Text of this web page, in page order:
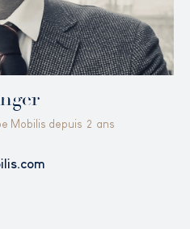
Mobilis depuis 2 ans